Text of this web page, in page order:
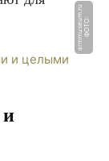
Ф
О
Т
О:
a
r
m
m
u
s
e
u
m.
r
u
и